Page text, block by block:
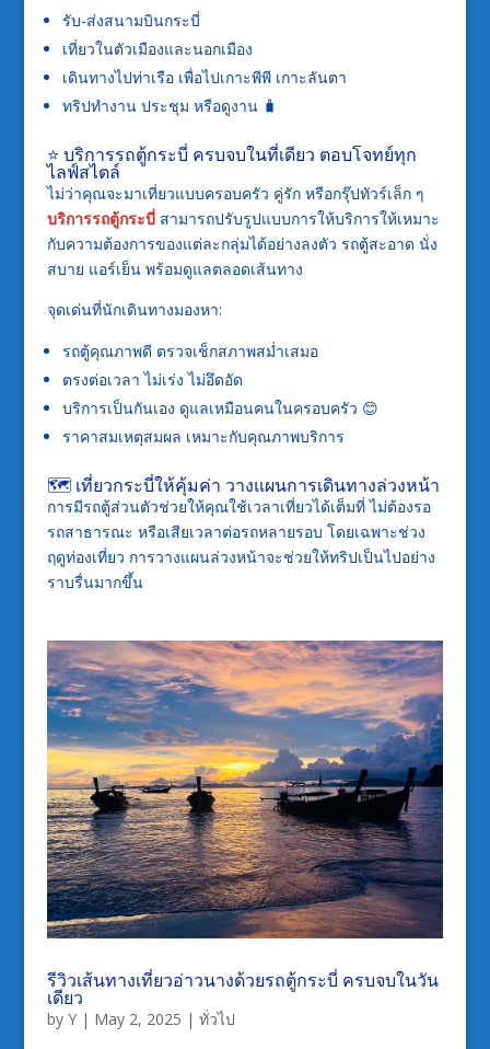
รับ-ส่งสนามบินกระบี่
เที่ยวในตัวเมืองและนอกเมือง
เดินทางไปท่าเรือ เพื่อไปเกาะพีพี เกาะลันตา
ทริปทำงาน ประชุม หรือดูงาน 🧳
⭐ บริการรถตู้กระบี่ ครบจบในที่เดียว ตอบโจทย์ทุก
ไลฟ์สไตล์
ไม่ว่าคุณจะมาเที่ยวแบบครอบครัว คู่รัก หรือกรุ๊ปทัวร์เล็ก ๆ
บริการรถตู้กระบี่สามารถปรับรูปแบบการให้บริการให้เหมาะ
กับความต้องการของแต่ละกลุ่มได้อย่างลงตัว รถตู้สะอาด นั่ง
สบาย แอร์เย็น พร้อมดูแลตลอดเส้นทาง
จุดเด่นที่นักเดินทางมองหา:
รถตู้คุณภาพดี ตรวจเช็กสภาพสม่ำเสมอ
ตรงต่อเวลา ไม่เร่ง ไม่อึดอัด
บริการเป็นกันเอง ดูแลเหมือนคนในครอบครัว 😊
ราคาสมเหตุสมผล เหมาะกับคุณภาพบริการ
🗺️ เที่ยวกระบี่ให้คุ้มค่า วางแผนการเดินทางล่วงหน้า
การมีรถตู้ส่วนตัวช่วยให้คุณใช้เวลาเที่ยวได้เต็มที่ ไม่ต้องรอ
รถสาธารณะ หรือเสียเวลาต่อรถหลายรอบ โดยเฉพาะช่วง
ฤดูท่องเที่ยว การวางแผนล่วงหน้าจะช่วยให้ทริปเป็นไปอย่าง
ราบรื่นมากขึ้น
รีวิวเส้นทางเที่ยวอ่าวนางด้วยรถตู้กระบี่ ครบจบในวัน
เดียว
by Y| May 2, 2025 | ทั่วไป